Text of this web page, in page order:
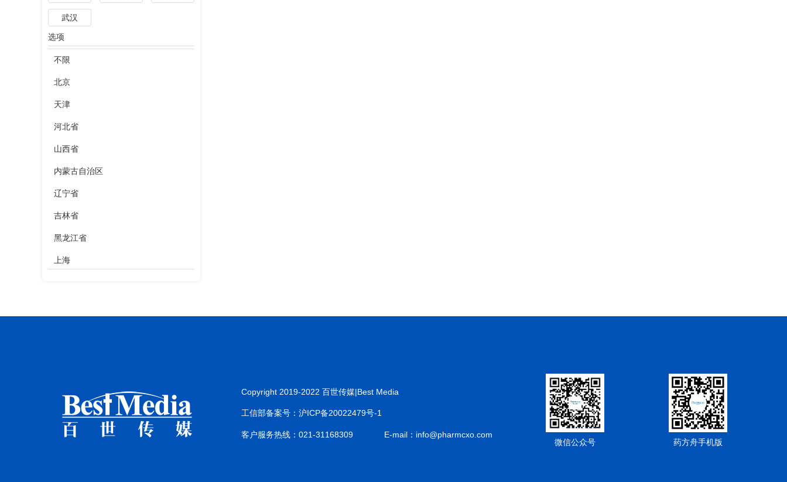
武汉
选项
不限
北京
天津
河北省
山西省
内蒙古自治区
辽宁省
吉林省
黑龙江省
上海
山东省
河南省
湖北省
Copyright 2019-2022 百世传媒|Best Media
工信部备案号：沪ICP备20022479号-1
客户服务热线：021-31168309
E-mail：info@pharmcxo.com
微信公众号
药方舟手机版